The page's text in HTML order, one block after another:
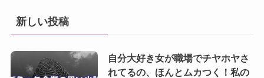
新しい投稿
自分大好き女が職場でチヤホヤさ
れてるの、ほんとムカつく！私の